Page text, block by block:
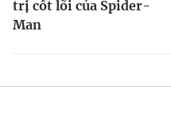
trị cốt lõi của Spider-
Man